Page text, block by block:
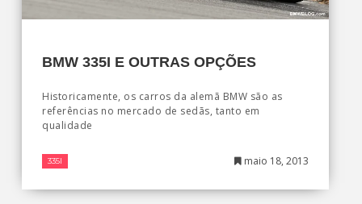
BMW 335I E OUTRAS OPÇÕES
Historicamente, os carros da alemã BMW são as
referências no mercado de sedãs, tanto em
qualidade
335I maio 18, 2013